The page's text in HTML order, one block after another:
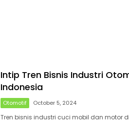
Intip Tren Bisnis Industri
Indonesia
Otomotif October 5, 2024
Tren bisnis industri cuci mobil dan motor